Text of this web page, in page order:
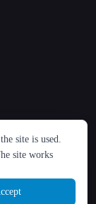
简体中文
Sign up
site is used.
site works